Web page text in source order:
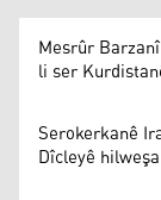
Mesrûr
li ser
Serokerkanê
Dîcleyê